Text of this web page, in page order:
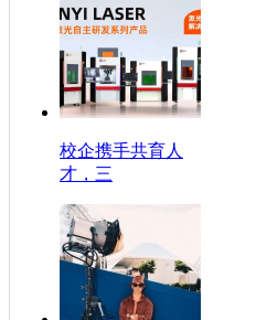
校企携手共育人
才，三